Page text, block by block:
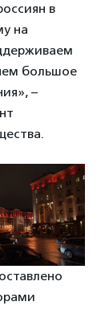
в
на
большое
–